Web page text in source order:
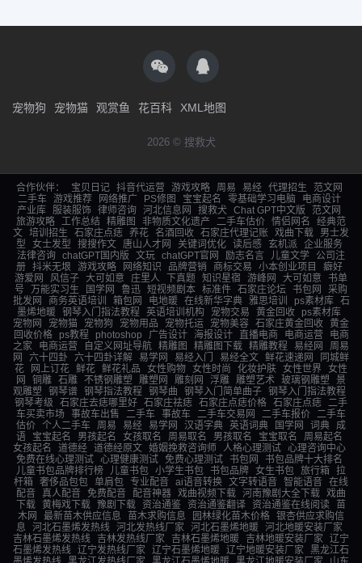
宠物狗 宠物猫 观赏鱼 花百科 XML地图
2026 © 搜救犬
合作伙伴： 宝贝日记 抖音代运营 游戏攻略 周易 易经 代理招生
范文网
二手车
游戏推荐 网络推广 PS修图 宝宝起名 零基础学习电脑
电商设计
产业库
服装服饰 律师咨询 河北信息网 搜救犬 Chat GPT中文版
范文网
旅游攻略
工作总结 精雕图 非物质文化遗产 二手车估价 情侣网名
经典范
文 培训招生 石家庄点痣 养花 名酒回收 石家庄代理记账 戏曲下载
男士发
型
女士发型 搜搜作文 唐山人才网 关键词优化 读后感 玄机派
企业服务
法律咨询 chatGPT国内版 文玩 chatGPT官网 励志名言 儿童文学
公司注
册
抖米无垠 游戏攻略 网络知识 品牌营销 商标交易 小本创业项目
癖好
游爱网
风信子 大可如意 庄里人 下真题 知识星宿 游峰网 大可如意
书单
号
万能实习生 国学网 鲁迅 短视频剧本 标准件 石家庄论坛 书包网
采购
批发网
商务英语培训 箱包网 电地暖 在线新华字典 雅思培训 ps素材库
石
墨烯地暖 钢琴入门指法教程 英语培训机构 宠物交易 黄金回收
ps素材库
宠物网
宠物猫 宠物狗 宠物用品 宠物托运 宠物美容 石家庄黄金回收 黄金
回收价格
ps教程 photoshop 广告设计 海报设计 直播电商 电商运营
电商
之家
电商运营 自定义网址导航 精雕图 精雕图下载 精雕教程 易经网
周易
网
六十四卦 六十四卦详解 易学网 易经入门 易经全文 鲜花速递网
同城鲜
花
网上订花 鲜花 鲜花礼品 女性购物 女性时尚 化妆护肤 女性世界
女性
网
铜雕 石雕 不锈钢雕塑 雕塑网 雕刻网 浮雕 雕塑艺术 玻璃钢雕塑
景
观雕塑
钢琴谱 钢琴指法教程 钢琴曲 钢琴入门简单曲子
钢琴入门指法教程
钢琴考级
石家庄去痣哪里好 石家庄祛痣 石家庄点痣价格 石家庄点痣
二手
车买卖市场
事故车出售 二手车 事故车 二手车交易网 二手车报价
二手车
估价 个人二手车 周易 易经 易学网 汉语字典 英语词典 国学网 词典
成
语
宝宝起名 男孩起名 女孩取名 周易取名 男孩取名 宝宝取名
周易起名
女孩起名
道德经 道德经原文 婚姻挽救咨询师 人格心理测试
心理咨询中心
免费在线心理测试
心理健康测试 免费心理测试 书包网
书包品牌十大排名
儿童书包品牌排行榜
儿童书包 小学生书包 书包品牌 女生书包 旅行箱 拉
杆箱 奢侈品包包 单肩包 专业配音 ai语音转换 文字转语音 智能语音 在线
配音 真人配音 免费配音 配音神器 戏曲视频下载 河南豫剧大全下载 戏曲
下载 黄梅戏下载 豫剧下载 资治通鉴 资治通鉴翻译 资治通鉴在线阅读 苗
木网
最新苗木供应信息 苗木求购信息 园林绿化苗木价格 银杏供应求购信
息
河北石墨烯发热线 河北发热线厂家 河北石墨烯地暖
河北地暖安装厂家
吉林石墨烯发热线
吉林发热线厂家 吉林石墨烯地暖 吉林地暖安装厂家
辽宁
石墨烯发热线
辽宁发热线厂家 辽宁石墨烯地暖 辽宁地暖安装厂家
黑龙江石